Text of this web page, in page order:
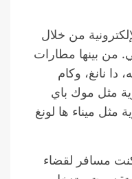
من خلال
رسمي. من بينها مطارات
دا نانغ، وكام
مثل موك باي
مثل ميناء ها لونغ
مسافر لقضاء